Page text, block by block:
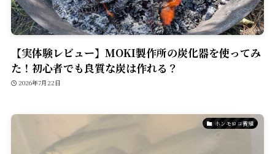
【実体験レビュー】MOKI製作所の炭化器を使ってみ
た！初心者でも良質な炭は作れる？
2026年7月22日
ホンモロコ養殖